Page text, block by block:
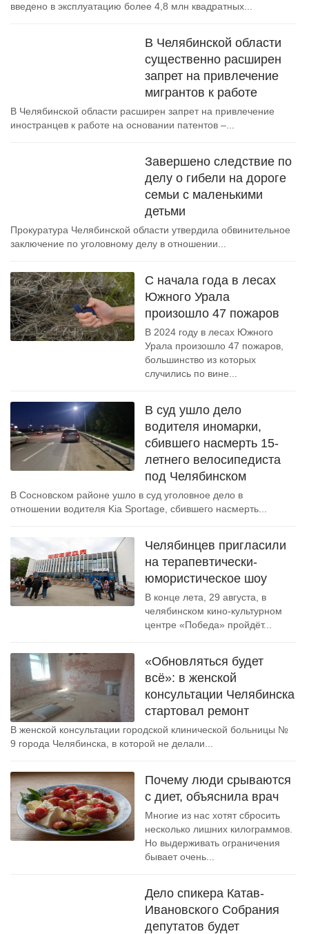
введено в эксплуатацию более 4,8 млн квадратных...
В Челябинской области
существенно расширен
запрет на привлечение
мигрантов к работе
В Челябинской области расширен запрет на привлечение
иностранцев к работе на основании патентов –...
Завершено следствие по
делу о гибели на дороге
семьи с маленькими
детьми
Прокуратура Челябинской области утвердила обвинительное
заключение по уголовному делу в отношении...
С начала года в лесах
Южного Урала
произошло 47 пожаров
В 2024 году в лесах Южного
Урала произошло 47 пожаров,
большинство из которых
случились по вине...
В суд ушло дело
водителя иномарки,
сбившего насмерть 15-
летнего велосипедиста
под Челябинском
В Сосновском районе ушло в суд уголовное дело в
отношении водителя Kia Sportage, сбившего насмерть...
Челябинцев пригласили
на терапевтически-
юмористическое шоу
В конце лета, 29 августа, в
челябинском кино-культурном
центре «Победа» пройдёт...
«Обновляться будет
всё»: в женской
консультации Челябинска
стартовал ремонт
В женской консультации городской клинической больницы №
9 города Челябинска, в которой не делали...
Почему люди срываются
с диет, объяснила врач
Многие из нас хотят сбросить
несколько лишних килограммов.
Но выдерживать ограничения
бывает очень...
Дело спикера Катав-
Ивановского Собрания
депутатов будет